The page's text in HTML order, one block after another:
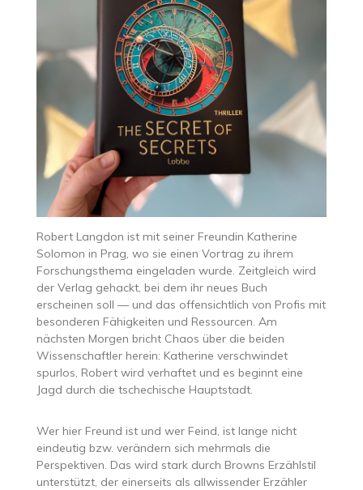
Robert Langdon ist mit seiner Freundin Katherine
Solomon in Prag, wo sie einen Vortrag zu ihrem
Forschungsthema eingeladen wurde. Zeitgleich wird
der Verlag gehackt, bei dem ihr neues Buch
erscheinen soll — und das offensichtlich von Profis mit
besonderen Fähigkeiten und Ressourcen. Am
nächsten Morgen bricht Chaos über die beiden
Wissenschaftler herein: Katherine verschwindet
spurlos, Robert wird verhaftet und es beginnt eine
Jagd durch die tschechische Hauptstadt.
Wer hier Freund ist und wer Feind, ist lange nicht
eindeutig bzw. verändern sich mehrmals die
Perspektiven. Das wird stark durch Browns Erzählstil
unterstützt, der einerseits als allwissender Erzähler